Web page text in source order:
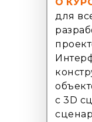
для
с 3D